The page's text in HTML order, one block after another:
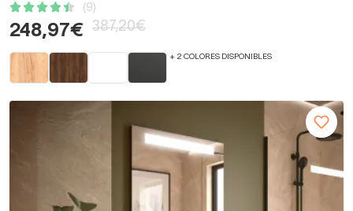
(9)
248,97€ 387,20€
+ 2 COLORES DISPONIBLES